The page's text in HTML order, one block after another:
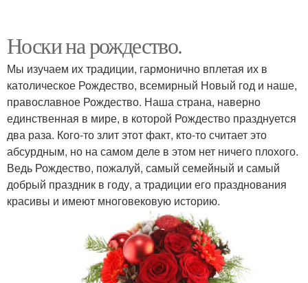
Носки на рождество.
Мы изучаем их традиции, гармонично вплетая их в
католическое Рождество, всемирный Новый год и наше,
православное Рождество. Наша страна, наверно
единственная в мире, в которой Рождество празднуется
два раза. Кого-то злит этот факт, кто-то считает это
абсурдным, но на самом деле в этом нет ничего плохого.
Ведь Рождество, пожалуй, самый семейный и самый
добрый праздник в году, а традиции его празднования
красивы и имеют многовековую историю.